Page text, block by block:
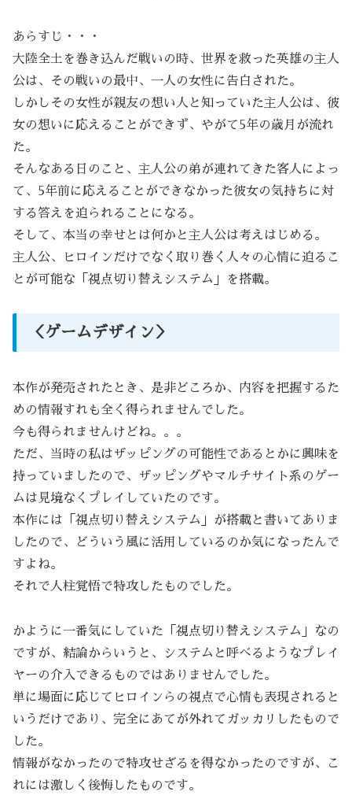
あらすじ・・・
大陸全土を巻き込んだ戦いの時、世界を救った英雄の主人
公は、その戦いの最中、一人の女性に告白された。
しかしその女性が親友の想い人と知っていた主人公は、彼
女の想いに応えることができず、やがて5年の歳月が流れ
た。
そんなある日のこと、主人公の弟が連れてきた客人によっ
て、5年前に応えることができなかった彼女の気持ちに対
する答えを迫られることになる。
そして、本当の幸せとは何かと主人公は考えはじめる。
主人公、ヒロインだけでなく取り巻く人々の心情に迫るこ
とが可能な「視点切り替えシステム」を搭載。
＜ゲームデザイン＞
本作が発売されたとき、是非どころか、内容を把握するた
めの情報すれも全く得られませんでした。
今も得られませんけどね。。。
ただ、当時の私はザッピングの可能性であるとかに興味を
持っていましたので、ザッピングやマルチサイト系のゲー
ムは見境なくプレイしていたのです。
本作には「視点切り替えシステム」が搭載と書いてありま
したので、どういう風に活用しているのか気になったんで
すよね。
それで人柱覚悟で特攻したものでした。
かように一番気にしていた「視点切り替えシステム」なの
ですが、結論からいうと、システムと呼べるようなプレイ
ヤーの介入できるものではありませんでした。
単に場面に応じてヒロインらの視点で心情も表現されると
いうだけであり、完全にあてが外れてガッカリしたもので
した。
情報がなかったので特攻せざるを得なかったのですが、こ
れには激しく後悔したものです。